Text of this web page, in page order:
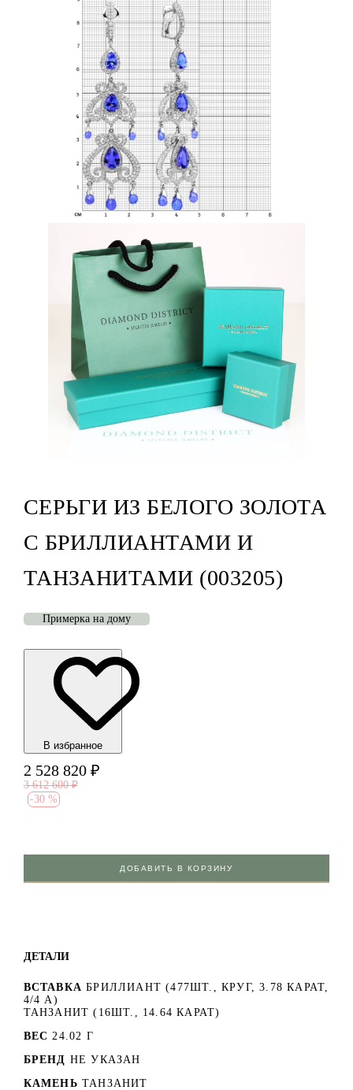
СЕРЬГИ ИЗ БЕЛОГО ЗОЛОТА
С БРИЛЛИАНТАМИ И
ТАНЗАНИТАМИ (003205)
Примерка на дому
В избранноe
2 528 820 ₽
3 612 600 ₽
-30 %
ДОБАВИТЬ В КОРЗИНУ
ДЕТАЛИ
ВСТАВКА БРИЛЛИАНТ (477ШТ., КРУГ, 3.78 КАРАТ,
4/4 А)
ТАНЗАНИТ (16ШТ., 14.64 КАРАТ)
ВЕС 24.02 Г
БРЕНД НЕ УКАЗАН
КАМЕНЬ ТАНЗАНИТ